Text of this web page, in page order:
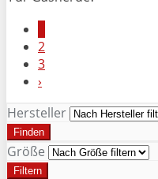
2
3
›
Hersteller
Finden
Größe
Filtern